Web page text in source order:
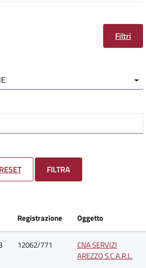
Filtri
RESET FILTRA
Registrazione Oggetto
12062/771
CNA SERVIZI
AREZZO S.C.A.R.L.